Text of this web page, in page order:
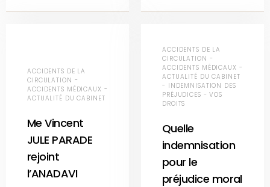
ACCIDENTS DE LA
CIRCULATION -
ACCIDENTS MÉDICAUX -
ACTUALITÉ DU CABINET
Me Vincent
JULE PARADE
rejoint
l’ANADAVI
ACCIDENTS DE LA
CIRCULATION -
ACCIDENTS MÉDICAUX -
ACTUALITÉ DU CABINET
- INDEMNISATION DES
PRÉJUDICES - VOS
DROITS
Quelle
indemnisation
pour le
préjudice moral